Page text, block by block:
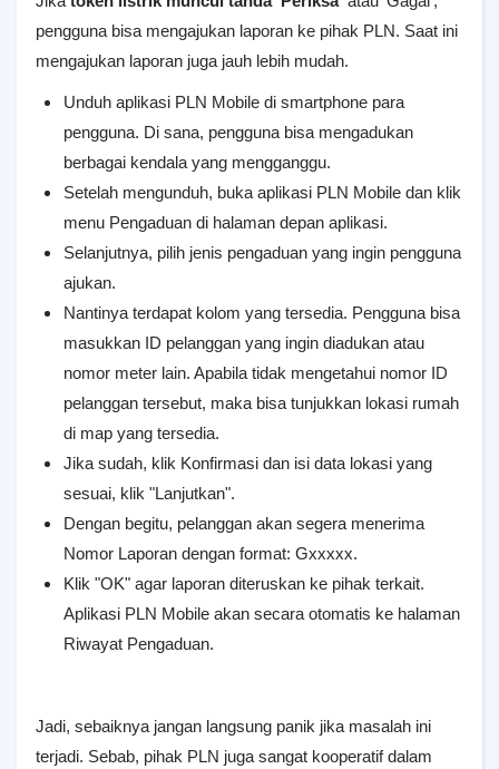
pengguna bisa mengajukan laporan ke pihak PLN. Saat ini
mengajukan laporan juga jauh lebih mudah.
Unduh aplikasi PLN Mobile di smartphone para
pengguna. Di sana, pengguna bisa mengadukan
berbagai kendala yang mengganggu.
Setelah mengunduh, buka aplikasi PLN Mobile dan klik
menu Pengaduan di halaman depan aplikasi.
Selanjutnya, pilih jenis pengaduan yang ingin pengguna
ajukan.
Nantinya terdapat kolom yang tersedia. Pengguna bisa
masukkan ID pelanggan yang ingin diadukan atau
nomor meter lain. Apabila tidak mengetahui nomor ID
pelanggan tersebut, maka bisa tunjukkan lokasi rumah
di map yang tersedia.
Jika sudah, klik Konfirmasi dan isi data lokasi yang
sesuai, klik "Lanjutkan".
Dengan begitu, pelanggan akan segera menerima
Nomor Laporan dengan format: Gxxxxx.
Klik "OK" agar laporan diteruskan ke pihak terkait.
Aplikasi PLN Mobile akan secara otomatis ke halaman
Riwayat Pengaduan.
Jadi, sebaiknya jangan langsung panik jika masalah ini
terjadi. Sebab, pihak PLN juga sangat kooperatif dalam